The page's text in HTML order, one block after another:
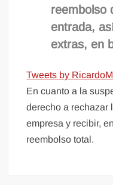
reembolso
entrada,
extras, en
Tweets by
En cuanto a la
derecho a rechazar
empresa y recibir,
reembolso total.